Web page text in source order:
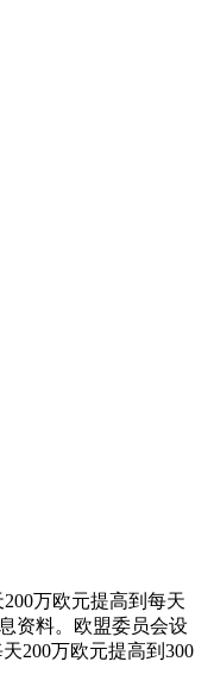
万欧元提高到每天
资料。欧盟委员会设
200万欧元提高到300